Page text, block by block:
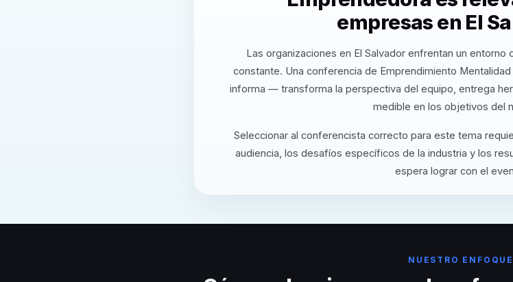
empresas en El
Las organizaciones en El Salvador enfrentan un
constante. Una conferencia de Emprendimiento
informa — transforma la perspectiva del equipo, entrega
medible en los objetivos del
Seleccionar al conferencista correcto para este tema
audiencia, los desafíos específicos de la industria y los
espera lograr con el
NUESTRO ENFOQUE